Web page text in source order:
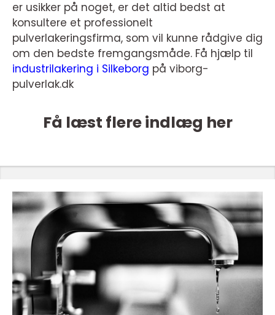
er usikker på noget, er det altid bedst at
konsultere et professionelt
pulverlakeringsfirma, som vil kunne rådgive dig
om den bedste fremgangsmåde. Få hjælp til
industrilakering i Silkeborg på viborg-
pulverlak.dk
Få læst flere indlæg her